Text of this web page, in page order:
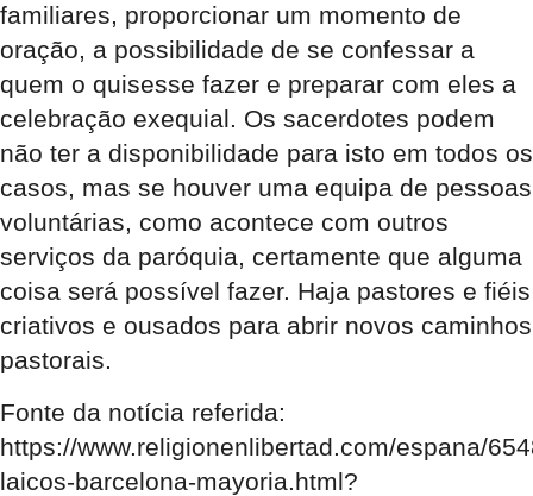
familiares, proporcionar um momento de
oração, a possibilidade de se confessar a
quem o quisesse fazer e preparar com eles a
celebração exequial. Os sacerdotes podem
não ter a disponibilidade para isto em todos os
casos, mas se houver uma equipa de pessoas
voluntárias, como acontece com outros
serviços da paróquia, certamente que alguma
coisa será possível fazer. Haja pastores e fiéis
criativos e ousados para abrir novos caminhos
pastorais.
Fonte da notícia referida:
https://www.religionenlibertad.com/espana/
laicos-barcelona-mayoria.html?